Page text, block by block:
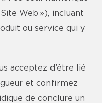
Web »), incluant
ou service qui y
acceptez d’être lié
et confirmez
de conclure un